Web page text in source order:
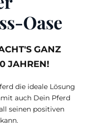
Oase
GANZ
JAHREN!
die ideale Lösung
auch Dein Pferd
seinen positiven